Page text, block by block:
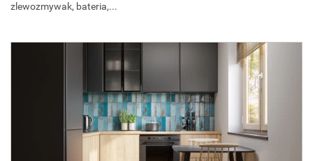
zlewozmywak, bateria,...